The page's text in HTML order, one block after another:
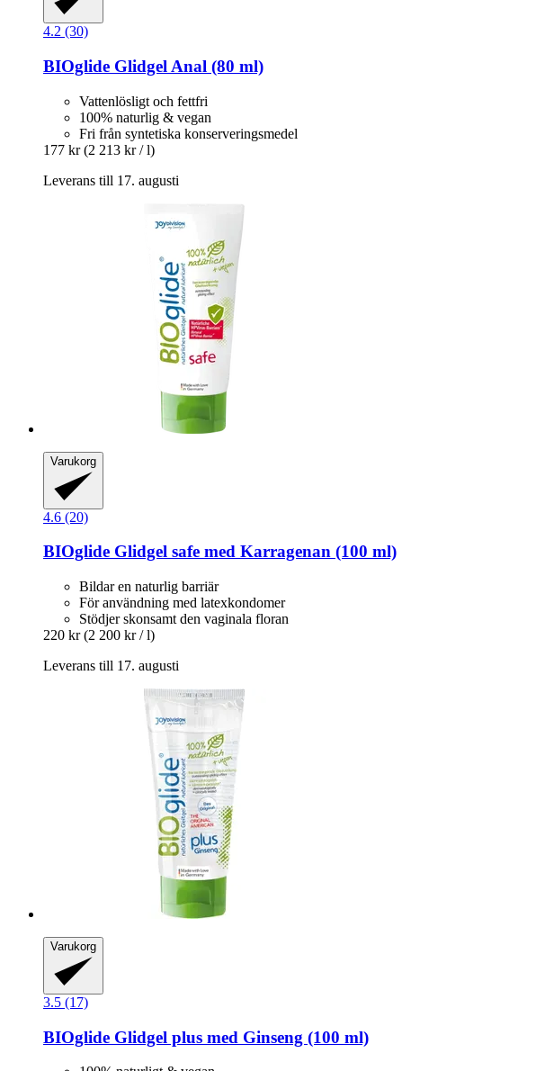
4.2 (30)
BIOglide Glidgel Anal (80 ml)
Vattenlösligt och fettfri
100% naturlig & vegan
Fri från syntetiska konserveringsmedel
177 kr (2 213 kr / l)
Leverans till 17. augusti
Varukorg
4.6 (20)
BIOglide Glidgel safe med Karragenan (100 ml)
Bildar en naturlig barriär
För användning med latexkondomer
Stödjer skonsamt den vaginala floran
220 kr (2 200 kr / l)
Leverans till 17. augusti
Varukorg
3.5 (17)
BIOglide Glidgel plus med Ginseng (100 ml)